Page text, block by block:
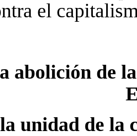
el
abolición de
la unidad de la